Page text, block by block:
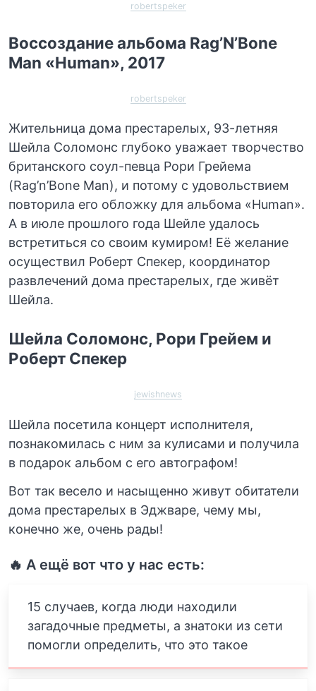
robertspeker
Воссоздание альбома Rag’N’Bone
Man «Human», 2017
robertspeker
Жительница дома престарелых, 93-летняя
Шейла Соломонс глубоко уважает творчество
британского соул-певца Рори Грейема
(Rag’n’Bone Man), и потому с удовольствием
повторила его обложку для альбома «Human».
А в июле прошлого года Шейле удалось
встретиться со своим кумиром! Её желание
осуществил Роберт Спекер, координатор
развлечений дома престарелых, где живёт
Шейла.
Шейла Соломонс, Рори Грейем и
Роберт Спекер
jewishnews
Шейла посетила концерт исполнителя,
познакомилась с ним за кулисами и получила
в подарок альбом с его автографом!
Вот так весело и насыщенно живут обитатели
дома престарелых в Эджваре, чему мы,
конечно же, очень рады!
🔥 А ещё вот что у нас есть:
15 случаев, когда люди находили
загадочные предметы, а знатоки из сети
помогли определить, что это такое